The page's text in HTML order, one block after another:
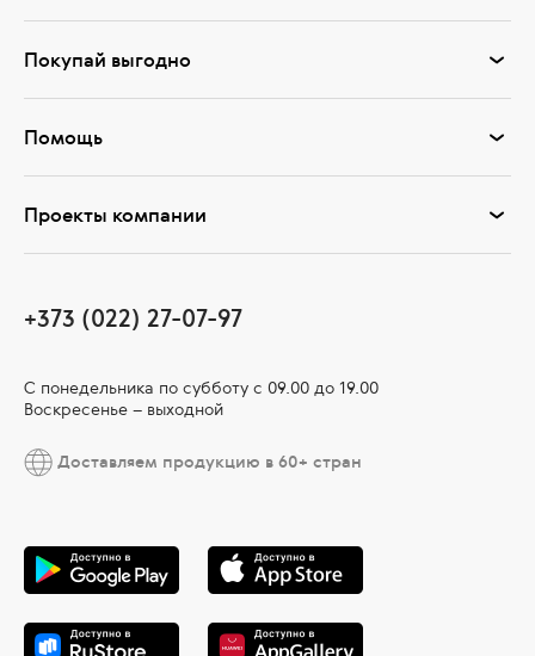
Покупай выгодно
Помощь
Проекты компании
+373 (022) 27-07-97
С понедельника по субботу с 09.00 до 19.00
Воскресенье – выходной
Доставляем продукцию в 60+ стран